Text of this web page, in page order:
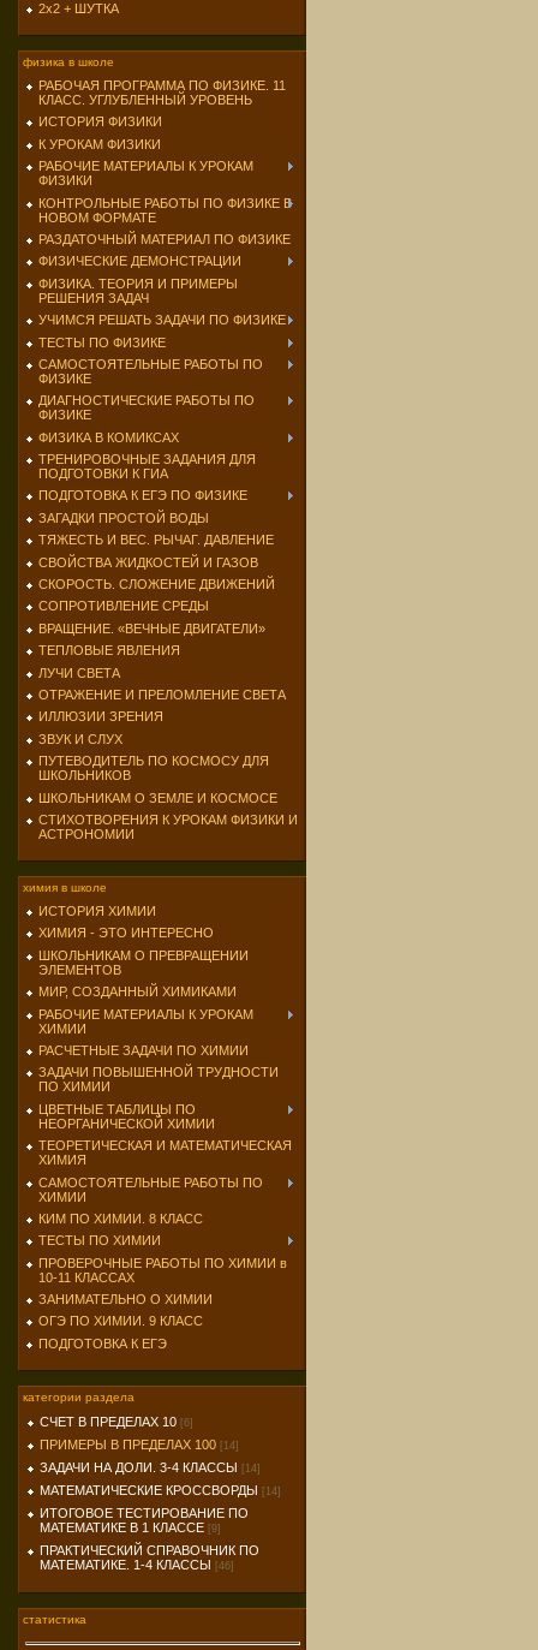
2х2 + ШУТКА
физика в школе
РАБОЧАЯ ПРОГРАММА ПО ФИЗИКЕ. 11
КЛАСС. УГЛУБЛЕННЫЙ УРОВЕНЬ
ИСТОРИЯ ФИЗИКИ
К УРОКАМ ФИЗИКИ
РАБОЧИЕ МАТЕРИАЛЫ К УРОКАМ
ФИЗИКИ
КОНТРОЛЬНЫЕ РАБОТЫ ПО ФИЗИКЕ В
НОВОМ ФОРМАТЕ
РАЗДАТОЧНЫЙ МАТЕРИАЛ ПО ФИЗИКЕ
ФИЗИЧЕСКИЕ ДЕМОНСТРАЦИИ
ФИЗИКА. ТЕОРИЯ И ПРИМЕРЫ
РЕШЕНИЯ ЗАДАЧ
УЧИМСЯ РЕШАТЬ ЗАДАЧИ ПО ФИЗИКЕ
ТЕСТЫ ПО ФИЗИКЕ
САМОСТОЯТЕЛЬНЫЕ РАБОТЫ ПО
ФИЗИКЕ
ДИАГНОСТИЧЕСКИЕ РАБОТЫ ПО
ФИЗИКЕ
ФИЗИКА В КОМИКСАХ
ТРЕНИРОВОЧНЫЕ ЗАДАНИЯ ДЛЯ
ПОДГОТОВКИ К ГИА
ПОДГОТОВКА К ЕГЭ ПО ФИЗИКЕ
ЗАГАДКИ ПРОСТОЙ ВОДЫ
ТЯЖЕСТЬ И ВЕС. РЫЧАГ. ДАВЛЕНИЕ
СВОЙСТВА ЖИДКОСТЕЙ И ГАЗОВ
СКОРОСТЬ. СЛОЖЕНИЕ ДВИЖЕНИЙ
СОПРОТИВЛЕНИЕ СРЕДЫ
ВРАЩЕНИЕ. «ВЕЧНЫЕ ДВИГАТЕЛИ»
ТЕПЛОВЫЕ ЯВЛЕНИЯ
ЛУЧИ СВЕТА
ОТРАЖЕНИЕ И ПРЕЛОМЛЕНИЕ СВЕТА
ИЛЛЮЗИИ ЗРЕНИЯ
ЗВУК И СЛУХ
ПУТЕВОДИТЕЛЬ ПО КОСМОСУ ДЛЯ
ШКОЛЬНИКОВ
ШКОЛЬНИКАМ О ЗЕМЛЕ И КОСМОСЕ
СТИХОТВОРЕНИЯ К УРОКАМ ФИЗИКИ И
АСТРОНОМИИ
химия в школе
ИСТОРИЯ ХИМИИ
ХИМИЯ - ЭТО ИНТЕРЕСНО
ШКОЛЬНИКАМ О ПРЕВРАЩЕНИИ
ЭЛЕМЕНТОВ
МИР, СОЗДАННЫЙ ХИМИКАМИ
РАБОЧИЕ МАТЕРИАЛЫ К УРОКАМ
ХИМИИ
РАСЧЕТНЫЕ ЗАДАЧИ ПО ХИМИИ
ЗАДАЧИ ПОВЫШЕННОЙ ТРУДНОСТИ
ПО ХИМИИ
ЦВЕТНЫЕ ТАБЛИЦЫ ПО
НЕОРГАНИЧЕСКОЙ ХИМИИ
ТЕОРЕТИЧЕСКАЯ И МАТЕМАТИЧЕСКАЯ
ХИМИЯ
САМОСТОЯТЕЛЬНЫЕ РАБОТЫ ПО
ХИМИИ
КИМ ПО ХИМИИ. 8 КЛАСС
ТЕСТЫ ПО ХИМИИ
ПРОВЕРОЧНЫЕ РАБОТЫ ПО ХИМИИ в
10-11 КЛАССАХ
ЗАНИМАТЕЛЬНО О ХИМИИ
ОГЭ ПО ХИМИИ. 9 КЛАСС
ПОДГОТОВКА К ЕГЭ
категории раздела
СЧЕТ В ПРЕДЕЛАХ 10 [6]
ПРИМЕРЫ В ПРЕДЕЛАХ 100 [14]
ЗАДАЧИ НА ДОЛИ. 3-4 КЛАССЫ [14]
МАТЕМАТИЧЕСКИЕ КРОССВОРДЫ [14]
ИТОГОВОЕ ТЕСТИРОВАНИЕ ПО
МАТЕМАТИКЕ В 1 КЛАССЕ [9]
ПРАКТИЧЕСКИЙ СПРАВОЧНИК ПО
МАТЕМАТИКЕ. 1-4 КЛАССЫ [46]
статистика